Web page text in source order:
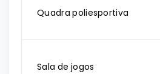
Quadra poliesportiva
Sala de jogos